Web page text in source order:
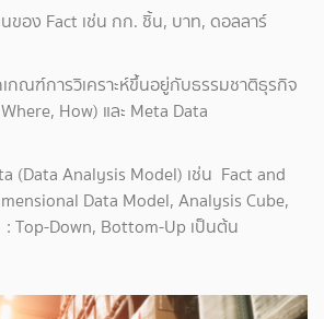
ของ Fact เช่น กก. ชิ้น, บาท, ดอลลาร์
กณฑ์การวิเคราะห์ขึ้นอยู่กับธรรมชาติธุรกิจ
How) และ Meta Data
(Data Analysis Model) เช่น Fact and
Data Model, Analysis Cube,
Top-Down, Bottom-Up เป็นต้น